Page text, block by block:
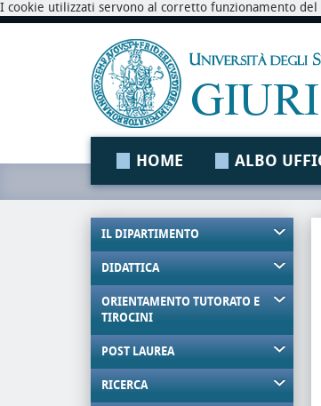
I cookie utilizzati servono al corretto funzionamento
HOME ALBO
IL DIPARTIMENTO
DIDATTICA
ORIENTAMENTO TUTORATO E
TIROCINI
POST LAUREA
RICERCA